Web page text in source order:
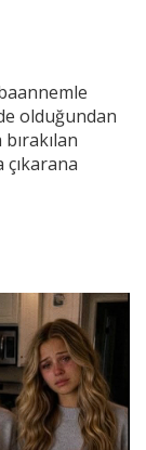
olduğundan